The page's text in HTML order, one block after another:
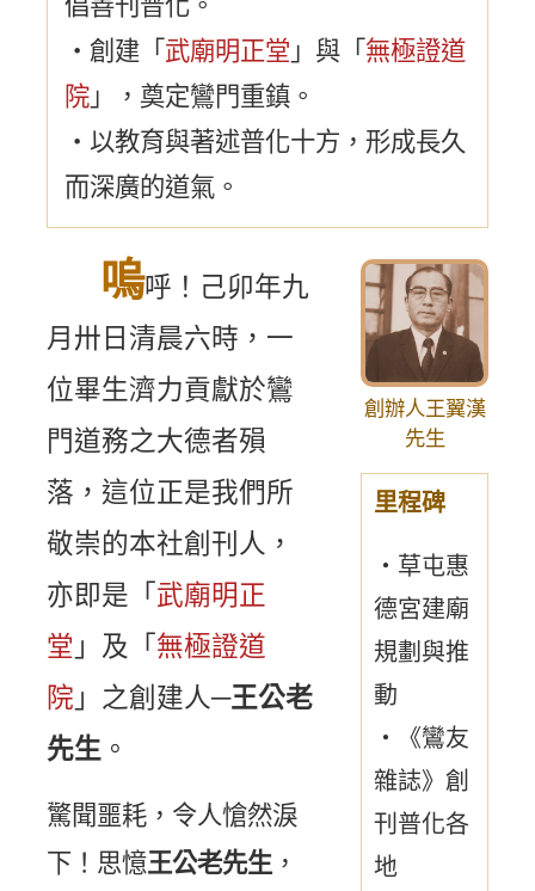
・創建「 武廟明正堂 」與「 無極證道
院 」，奠定鸞門重鎮。
・以教育與著述普化十方，形成長久
而深廣的道氣。
嗚呼！己卯年九
月卅日清晨六時，一
位畢生濟力貢獻於鸞
門道務之大德者殞
落，這位正是我們所
敬崇的本社創刊人，
亦即是「 武廟明正
堂 」及「 無極證道
院 」之創建人─王公老
先生 。
驚聞噩耗，令人愴然淚
下！思憶王公老先生 ，
創辦人王翼漢
先生
里程碑
・草屯惠
德宮建廟
規劃與推
動
・《鸞友
雜誌》創
刊普化各
地